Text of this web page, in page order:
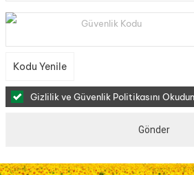
Güvenlik Kodu
Kodu Yenile
Gizlilik ve Güvenlik Politikasını